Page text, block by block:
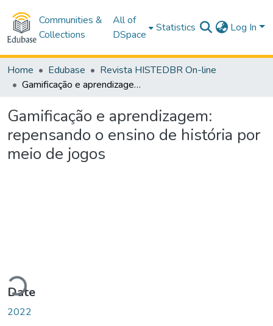
Communities &
Collections
All of
DSpace
Statistics Log In
Home Edubase
Revista HISTEDBR On-line
Gamificação e aprendizagem: repensando o ensino de história por meio de jogos
Gamificação e aprendizagem:
repensando o ensino de história por
meio de jogos
Loading...
Date
2022